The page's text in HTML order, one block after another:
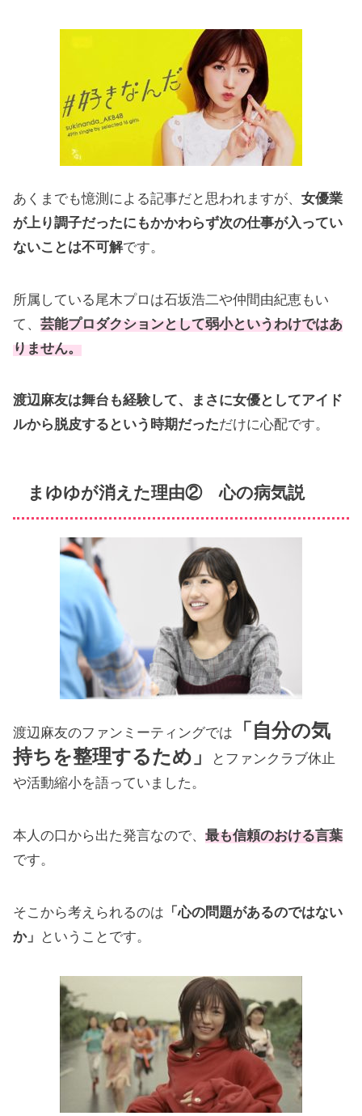
あくまでも憶測による記事だと思われますが、女優業
が上り調子だったにもかかわらず次の仕事が入ってい
ないことは不可解です。
所属している尾木プロは石坂浩二や仲間由紀恵もい
て、芸能プロダクションとして弱小というわけではあ
りません。
渡辺麻友は舞台も経験して、まさに女優としてアイド
ルから脱皮するという時期だっただけに心配です。
まゆゆが消えた理由② 心の病気説
渡辺麻友のファンミーティングでは
「自分の気
持ちを整理するため」
とファンクラブ休止
や活動縮小を語っていました。
本人の口から出た発言なので、最も信頼のおける言葉
です。
そこから考えられるのは 「心の問題があるのではない
か」 ということです。